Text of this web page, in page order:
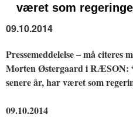
været som
09.10.2014
Pressemeddelelse – må citeres
Morten Østergaard i RÆSON:
senere år, har været som
09.10.2014